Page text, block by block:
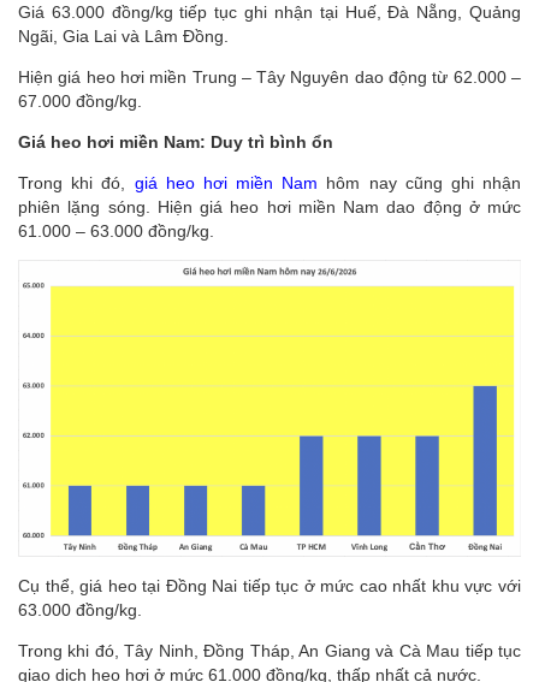
Giá 63.000 đồng/kg tiếp tục ghi nhận tại Huế, Đà Nẵng, Quảng
Ngãi, Gia Lai và Lâm Đồng.
Hiện giá heo hơi miền Trung – Tây Nguyên dao động từ 62.000 –
67.000 đồng/kg.
Giá heo hơi miền Nam: Duy trì bình ổn
Trong khi đó, giá heo hơi miền Nam hôm nay cũng ghi nhận
phiên lặng sóng. Hiện giá heo hơi miền Nam dao động ở mức
61.000 – 63.000 đồng/kg.
Cụ thể, giá heo tại Đồng Nai tiếp tục ở mức cao nhất khu vực với
63.000 đồng/kg.
Trong khi đó, Tây Ninh, Đồng Tháp, An Giang và Cà Mau tiếp tục
giao dịch heo hơi ở mức 61.000 đồng/kg, thấp nhất cả nước.